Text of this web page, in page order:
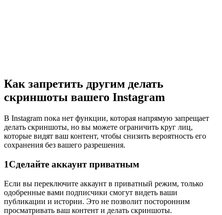
Как запретить другим делать
скриншоты вашего Instagram
В Instagram пока нет функции, которая напрямую запрещает
делать скриншоты, но вы можете ограничить круг лиц,
которые видят ваш контент, чтобы снизить вероятность его
сохранения без вашего разрешения.
1Сделайте аккаунт приватным
Если вы переключите аккаунт в приватный режим, только
одобренные вами подписчики смогут видеть ваши
публикации и истории. Это не позволит посторонним
просматривать ваш контент и делать скриншоты.